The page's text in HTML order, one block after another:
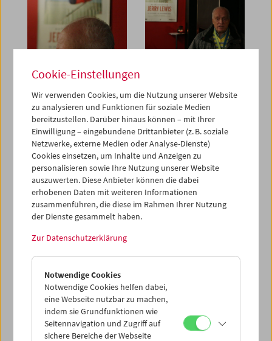
Cookie-Einstellungen
Wir verwenden Cookies, um die Nutzung unserer Website
zu analysieren und Funktionen für soziale Medien
bereitzustellen. Darüber hinaus können – mit Ihrer
Einwilligung – eingebundene Drittanbieter (z. B. soziale
Netzwerke, externe Medien oder Analyse-Dienste)
Cookies einsetzen, um Inhalte und Anzeigen zu
personalisieren sowie Ihre Nutzung unserer Website
auszuwerten. Diese Anbieter können die dabei
erhobenen Daten mit weiteren Informationen
zusammenführen, die diese im Rahmen Ihrer Nutzung
der Dienste gesammelt haben.
Zur Datenschutzerklärung
Notwendige Cookies
Notwendige Cookies helfen dabei,
eine Webseite nutzbar zu machen,
indem sie Grundfunktionen wie
Seitennavigation und Zugriff auf
sichere Bereiche der Webseite